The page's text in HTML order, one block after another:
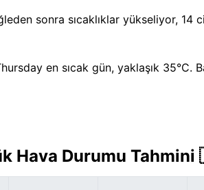
sonra sıcaklıklar yükseliyor, 14
en sıcak gün, yaklaşık 35°C.
Hava Durumu